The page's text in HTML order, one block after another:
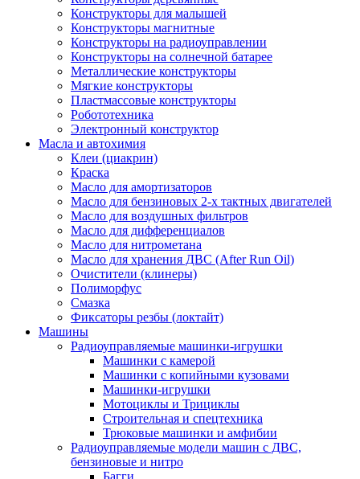
Конструкторы для малышей
Конструкторы магнитные
Конструкторы на радиоуправлении
Конструкторы на солнечной батарее
Металлические конструкторы
Мягкие конструкторы
Пластмассовые конструкторы
Робототехника
Электронный конструктор
Масла и автохимия
Клеи (циакрин)
Краска
Масло для амортизаторов
Масло для бензиновых 2-х тактных двигателей
Масло для воздушных фильтров
Масло для дифференциалов
Масло для нитрометана
Масло для хранения ДВС (After Run Oil)
Очистители (клинеры)
Полиморфус
Смазка
Фиксаторы резбы (локтайт)
Машины
Радиоуправляемые машинки-игрушки
Машинки с камерой
Машинки с копийными кузовами
Машинки-игрушки
Мотоциклы и Трициклы
Строительная и спецтехника
Трюковые машинки и амфибии
Радиоуправляемые модели машин с ДВС,
бензиновые и нитро
Багги